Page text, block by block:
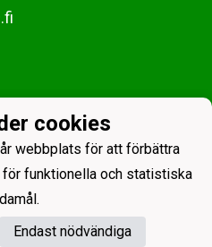
cookies
webbplats för att förbättra
funktionella och statistiska
Endast nödvändiga